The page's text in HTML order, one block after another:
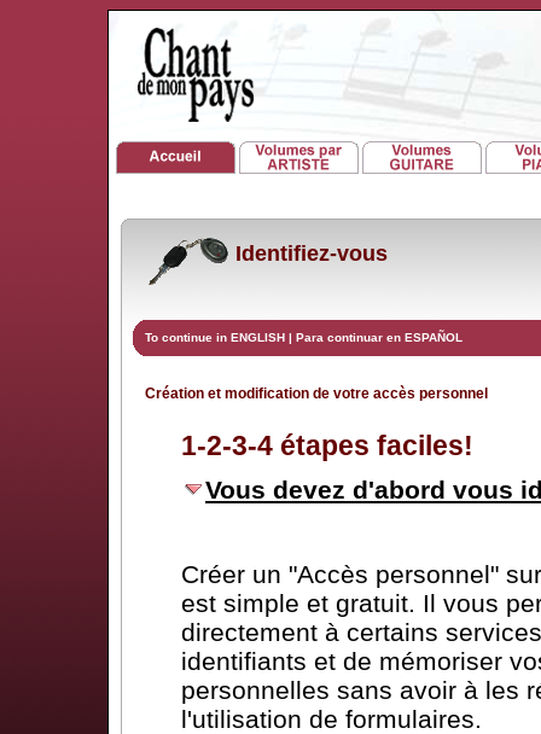
Identifiez-vous
To continue in ENGLISH | Para continuar en ESPAÑOL
Création et modification de votre accès personnel
1-2-3-4 étapes faciles!
Vous devez d'abord vous
Créer un "Accès personnel"
est simple et gratuit. Il vous
directement à certains
identifiants et de mémoriser
personnelles sans avoir à les
l'utilisation de formulaires.